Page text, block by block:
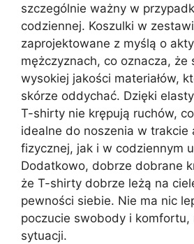
szczególnie ważny w
codziennej. Koszulki w
zaprojektowane z myślą o
mężczyznach, co oznacza, że
wysokiej jakości materiałów,
skórze oddychać. Dzięki
T-shirty nie krępują ruchów,
idealne do noszenia w trakcie
fizycznej, jak i w codziennym
Dodatkowo, dobrze dobrane
że T-shirty dobrze leżą na
pewności siebie. Nie ma nic
poczucie swobody i komfortu,
sytuacji.